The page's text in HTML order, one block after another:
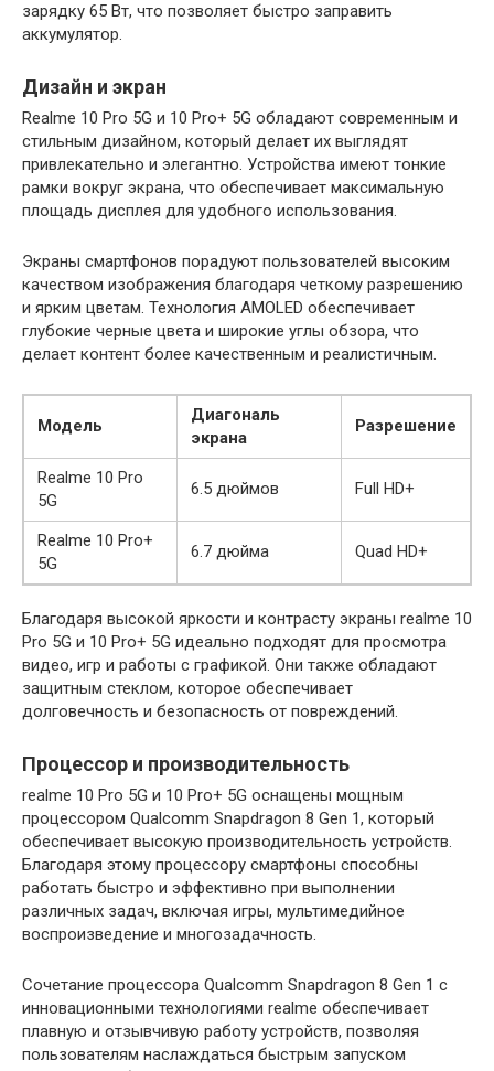
зарядку 65 Вт, что позволяет быстро заправить
аккумулятор.
Дизайн и экран
Realme 10 Pro 5G и 10 Pro+ 5G обладают современным и
стильным дизайном, который делает их выглядят
привлекательно и элегантно. Устройства имеют тонкие
рамки вокруг экрана, что обеспечивает максимальную
площадь дисплея для удобного использования.
Экраны смартфонов порадуют пользователей высоким
качеством изображения благодаря четкому разрешению
и ярким цветам. Технология AMOLED обеспечивает
глубокие черные цвета и широкие углы обзора, что
делает контент более качественным и реалистичным.
Модель
Диагональ
экрана
Разрешение
Realme 10 Pro
5G
6.5 дюймов Full HD+
Realme 10 Pro+
5G
6.7 дюйма Quad HD+
Благодаря высокой яркости и контрасту экраны realme 10
Pro 5G и 10 Pro+ 5G идеально подходят для просмотра
видео, игр и работы с графикой. Они также обладают
защитным стеклом, которое обеспечивает
долговечность и безопасность от повреждений.
Процессор и производительность
realme 10 Pro 5G и 10 Pro+ 5G оснащены мощным
процессором Qualcomm Snapdragon 8 Gen 1, который
обеспечивает высокую производительность устройств.
Благодаря этому процессору смартфоны способны
работать быстро и эффективно при выполнении
различных задач, включая игры, мультимедийное
воспроизведение и многозадачность.
Сочетание процессора Qualcomm Snapdragon 8 Gen 1 с
инновационными технологиями realme обеспечивает
плавную и отзывчивую работу устройств, позволяя
пользователям наслаждаться быстрым запуском